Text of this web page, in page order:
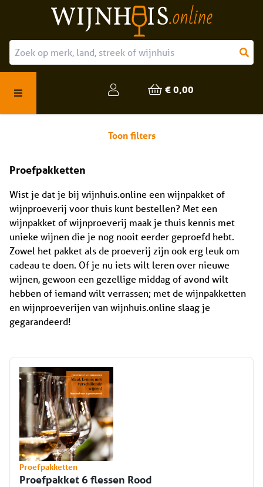
€ 0,00
Onze producten
Veelgestelde vragen
Toon filters
Proefpakketten
Wist je dat je bij wijnhuis.online een wijnpakket of
wijnproeverij voor thuis kunt bestellen? Met een
wijnpakket of wijnproeverij maak je thuis kennis met
unieke wijnen die je nog nooit eerder geproefd hebt.
Zowel het pakket als de proeverij zijn ook erg leuk om
cadeau te doen. Of je nu iets wilt leren over nieuwe
wijnen, gewoon een gezellige middag of avond wilt
hebben of iemand wilt verrassen; met de wijnpakketten
en wijnproeverijen van wijnhuis.online slaag je
gegarandeerd!
Proefpakketten
Proefpakket 6 flessen Rood